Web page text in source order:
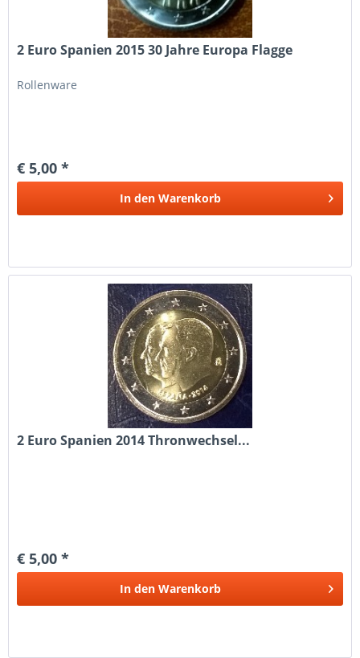
2 Euro Spanien 2015 30 Jahre Europa Flagge
Rollenware
€ 5,00 *
In den Warenkorb
2 Euro Spanien 2014 Thronwechsel...
€ 5,00 *
In den Warenkorb